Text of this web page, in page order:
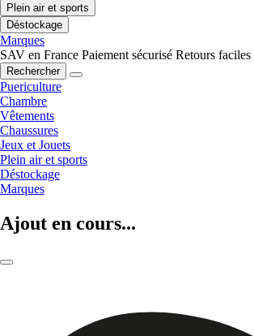
Plein air et sports
Déstockage
Marques
SAV en France Paiement sécurisé Retours faciles
Rechercher
Puericulture
Chambre
Vêtements
Chaussures
Jeux et Jouets
Plein air et sports
Déstockage
Marques
Ajout en cours...